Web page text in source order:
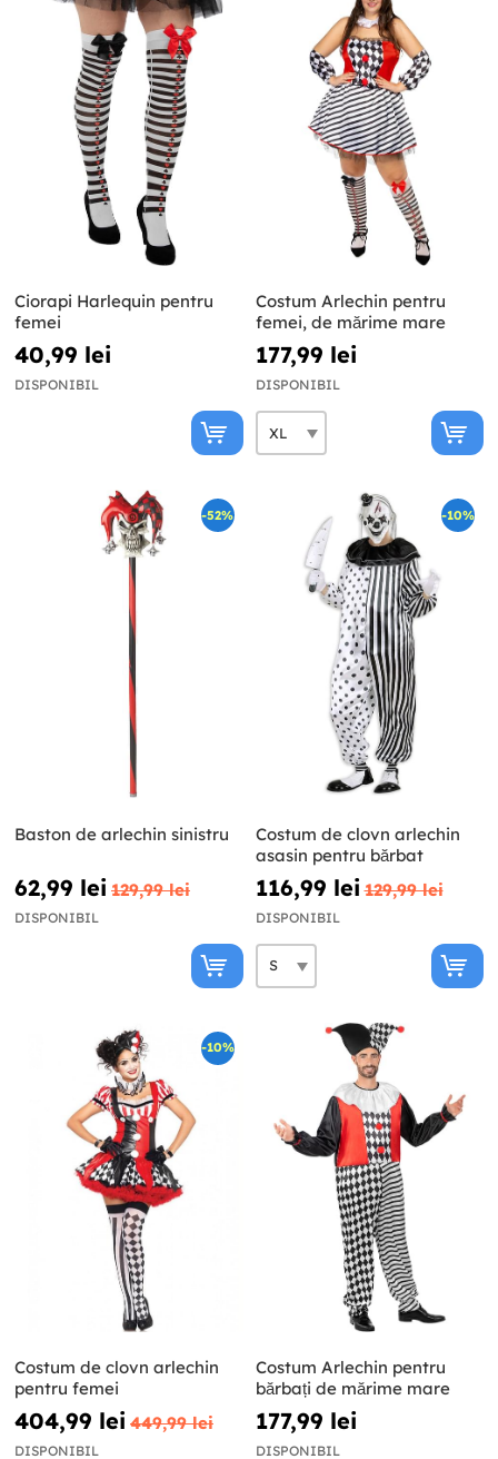
Ciorapi Harlequin pentru
femei
40,99 lei
DISPONIBIL
Costum Arlechin pentru
femei, de mărime mare
177,99 lei
DISPONIBIL
-52%
Baston de arlechin sinistru
62,99 lei 129,99 lei
DISPONIBIL
-10%
Costum de clovn arlechin
asasin pentru bărbat
116,99 lei 129,99 lei
DISPONIBIL
-10%
Costum de clovn arlechin
pentru femei
404,99 lei 449,99 lei
DISPONIBIL
Costum Arlechin pentru
bărbați de mărime mare
177,99 lei
DISPONIBIL